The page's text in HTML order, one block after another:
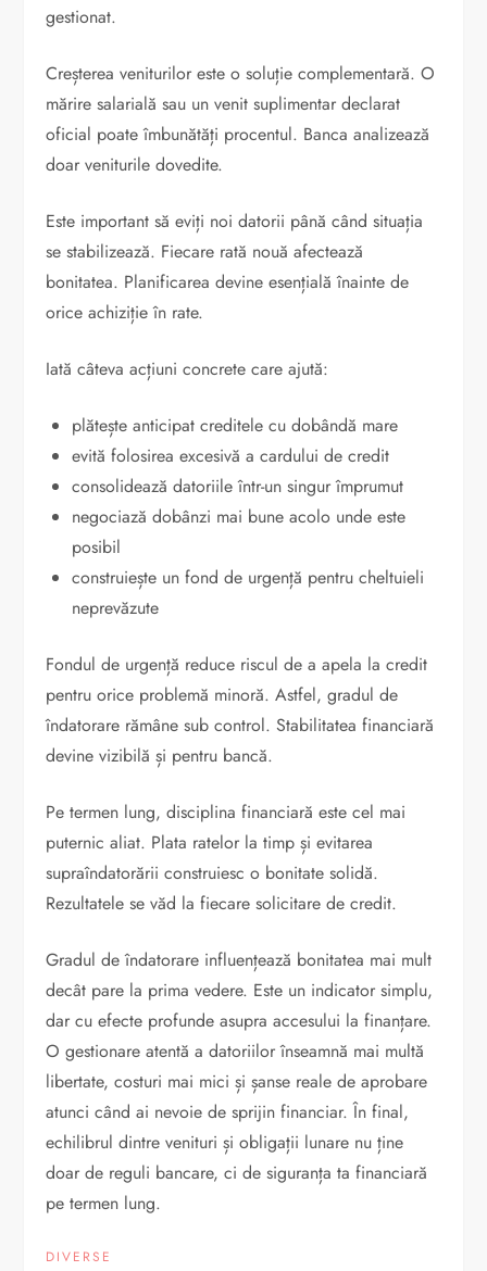
gestionat.
Creșterea veniturilor este o soluție complementară. O
mărire salarială sau un venit suplimentar declarat
oficial poate îmbunătăți procentul. Banca analizează
doar veniturile dovedite.
Este important să eviți noi datorii până când situația
se stabilizează. Fiecare rată nouă afectează
bonitatea. Planificarea devine esențială înainte de
orice achiziție în rate.
Iată câteva acțiuni concrete care ajută:
plătește anticipat creditele cu dobândă mare
evită folosirea excesivă a cardului de credit
consolidează datoriile într-un singur împrumut
negociază dobânzi mai bune acolo unde este
posibil
construiește un fond de urgență pentru cheltuieli
neprevăzute
Fondul de urgență reduce riscul de a apela la credit
pentru orice problemă minoră. Astfel, gradul de
îndatorare rămâne sub control. Stabilitatea financiară
devine vizibilă și pentru bancă.
Pe termen lung, disciplina financiară este cel mai
puternic aliat. Plata ratelor la timp și evitarea
supraîndatorării construiesc o bonitate solidă.
Rezultatele se văd la fiecare solicitare de credit.
Gradul de îndatorare influențează bonitatea mai mult
decât pare la prima vedere. Este un indicator simplu,
dar cu efecte profunde asupra accesului la finanțare.
O gestionare atentă a datoriilor înseamnă mai multă
libertate, costuri mai mici și șanse reale de aprobare
atunci când ai nevoie de sprijin financiar. În final,
echilibrul dintre venituri și obligații lunare nu ține
doar de reguli bancare, ci de siguranța ta financiară
pe termen lung.
DIVERSE